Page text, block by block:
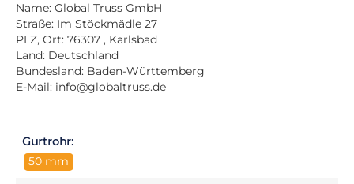
Name: Global Truss GmbH
Straße: Im Stöckmädle 27
PLZ, Ort: 76307 , Karlsbad
Land: Deutschland
Bundesland: Baden-Württemberg
E-Mail: info@globaltruss.de
Gurtrohr:
50 mm